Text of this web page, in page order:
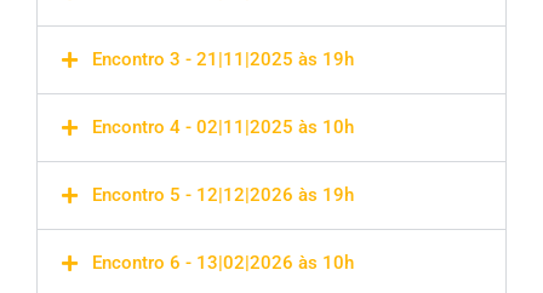
Encontro 3 - 21|11|2025 às 19h
Encontro 4 - 02|11|2025 às 10h
Encontro 5 - 12|12|2026 às 19h
Encontro 6 - 13|02|2026 às 10h